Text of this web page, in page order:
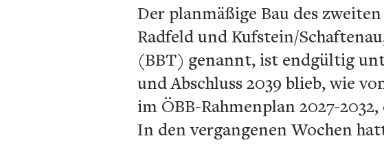
Der planmäßige Bau des
Radfeld und Kufstein/
(BBT) genannt, ist endgültig
und Abschluss 2039 blieb, wie
im ÖBB-Rahmenplan 2027-
In den vergangenen Wochen